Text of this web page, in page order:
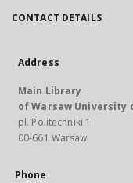
CONTACT DETAILS
Address
Main Library
of Warsaw University
pl. Politechniki 1
00-661 Warsaw
Phone